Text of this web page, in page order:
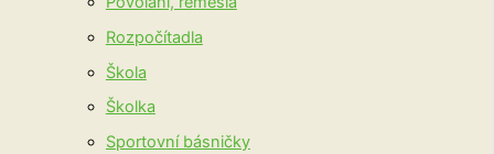
Rozpočítadla
Škola
Školka
Sportovní básničky